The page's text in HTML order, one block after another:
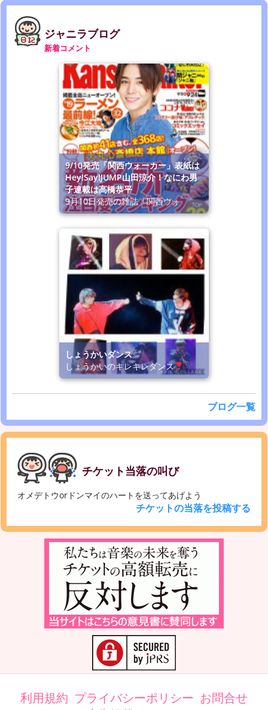
ジャニラブログ
新着コメント
9/10発売「関西ウォーカー」表紙は
Hey!Say!JUMP山田涼介！なにわ男
子連載は高橋恭平
9月10日発売の雑誌「関西ウォ
しょうかいダンス
しょうかいのキレキレダンス
ブログ一覧
チケット当落の叫び
オメデトウorドンマイのハートを送ってあげよう
チケットの当落を投稿する
利用規約 プライバシーポリシー お問合せ